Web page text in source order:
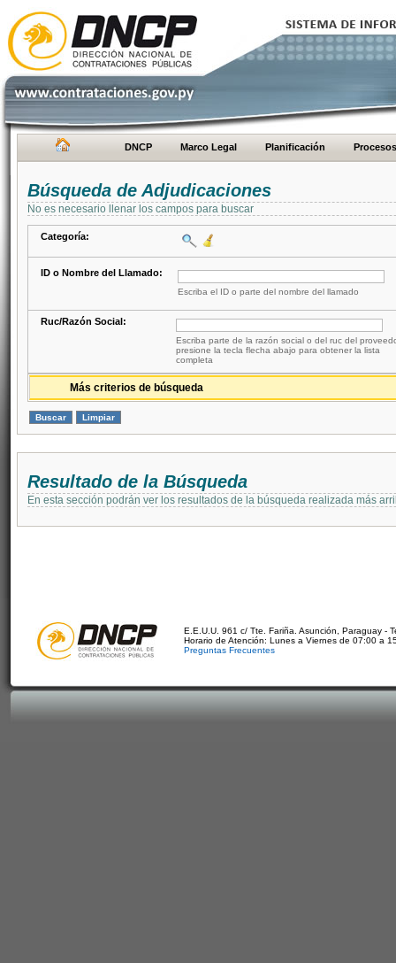
DNCP Marco Legal Planificación Procesos
Búsqueda de Adjudicaciones
No es necesario llenar los campos para buscar
Categoría:
ID o Nombre del Llamado:
Escriba el ID o parte del nombre del llamado
Ruc/Razón Social:
Escriba parte de la razón social o del ruc del
presione la tecla flecha abajo para obtener la lista
completa
Más criterios de búsqueda
Resultado de la Búsqueda
En esta sección podrán ver los resultados de la búsqueda realizada más
E.E.U.U. 961 c/ Tte. Fariña. Asunción, Paraguay -
Horario de Atención: Lunes a Viernes de 07:00 a
Preguntas Frecuentes